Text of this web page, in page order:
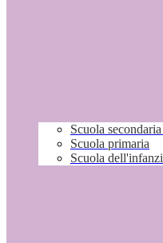
Scuola
Scuola primaria
Scuola